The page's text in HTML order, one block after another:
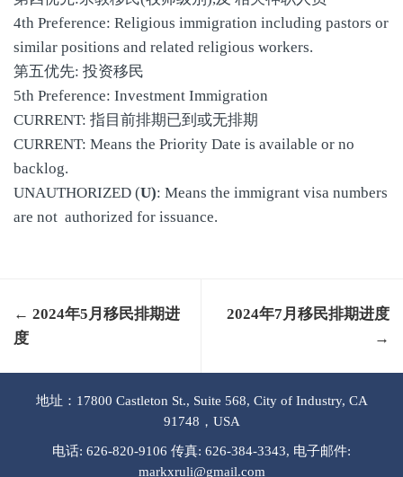
4th Preference: Religious immigration including pastors or
similar positions and related religious workers.
第五优先: 投资移民
5th Preference: Investment Immigration
CURRENT: 指目前排期已到或无排期
CURRENT: Means the Priority Date is available or no
backlog.
UNAUTHORIZED (U): Means the immigrant visa numbers
are not authorized for issuance.
← 2024年5月移民排期进
度
2024年7月移民排期进度
→
地址：17800 Castleton St., Suite 568, City of Industry, CA
91748，USA
电话: 626-820-9106 传真: 626-384-3343, 电子邮件:
markxruli@gmail.com